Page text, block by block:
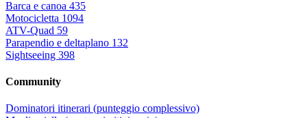
Barca e canoa 435
Motocicletta 1094
ATV-Quad 59
Parapendio e deltaplano 132
Sightseeing 398
Community
Dominatori itinerari (punteggio complessivo)